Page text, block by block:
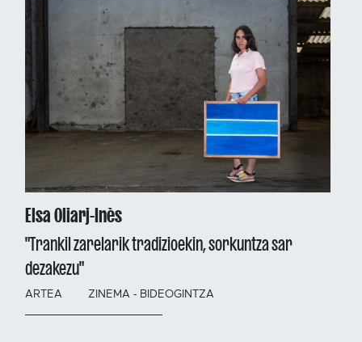
Elsa Oliarj-Inès
"Trankil zarelarik tradizioekin, sorkuntza sar
dezakezu"
ARTEA ZINEMA - BIDEOGINTZA